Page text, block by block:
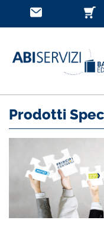
Prodotti